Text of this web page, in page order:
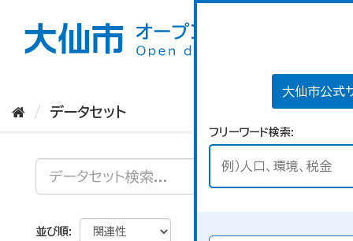
大仙市公式
フリーワード検索
データセット
並び順